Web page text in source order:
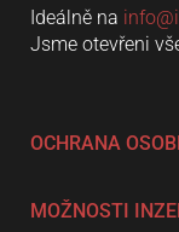
Ideálně na
Jsme otevřeni
OCHRANA
MOŽNOSTI